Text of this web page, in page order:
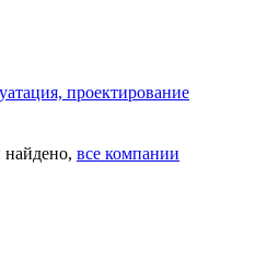
проектирование
найдено, все компании